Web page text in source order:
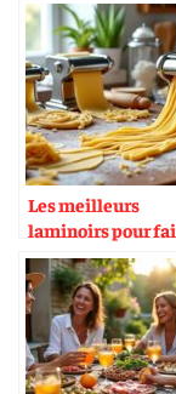
Les meilleurs
laminoirs pour
ses pâtes maison